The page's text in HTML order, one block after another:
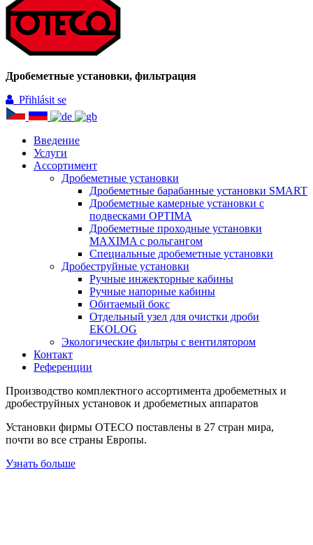
Дробеметные установки, фильтрация
Přihlásit se
Введение
Услуги
Ассортимент
Дробеметные установки
Дробеметные барабанные установки SMART
Дробеметные камерные установки с
подвесками OPTIMA
Дробеметные проходные установки
MAXIMA с рольгангом
Специальные дробеметные установки
Дробеструйные установки
Ручные инжекторные кабины
Ручные напорные кабины
Обитаемый бокс
Отдельный узел для очистки дроби
EKOLOG
Экологические фильтры с вентилятором
Контакт
Референции
Производство комплектного ассортимента дробеметных и
дробеструйных установок и дробеметных аппаратов
Установки фирмы ОТЕСО поставлены в 27 стран мира,
почти во все страны Европы.
Узнать больше